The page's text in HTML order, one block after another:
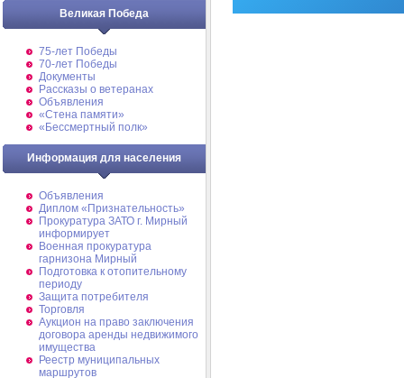
Великая Победа
75-лет Победы
70-лет Победы
Документы
Рассказы о ветеранах
Объявления
«Стена памяти»
«Бессмертный полк»
Информация для населения
Объявления
Диплом «Признательность»
Прокуратура ЗАТО г. Мирный
информирует
Военная прокуратура
гарнизона Мирный
Подготовка к отопительному
периоду
Защита потребителя
Торговля
Аукцион на право заключения
договора аренды недвижимого
имущества
Реестр муниципальных
маршрутов